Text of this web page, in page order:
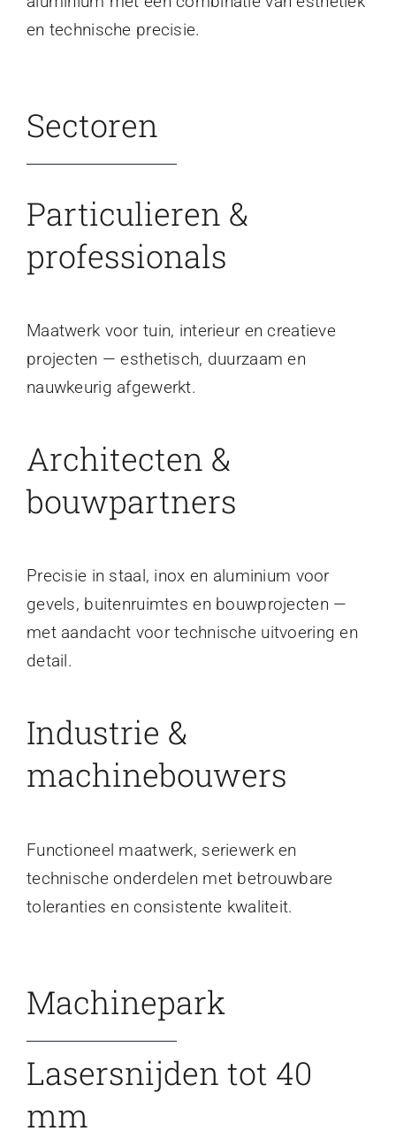
en technische precisie.
Sectoren
Particulieren &
professionals
Maatwerk voor tuin, interieur en creatieve
projecten — esthetisch, duurzaam en
nauwkeurig afgewerkt.
Architecten &
bouwpartners
Precisie in staal, inox en aluminium voor
gevels, buitenruimtes en bouwprojecten —
met aandacht voor technische uitvoering en
detail.
Industrie &
machinebouwers
Functioneel maatwerk, seriewerk en
technische onderdelen met betrouwbare
toleranties en consistente kwaliteit.
Machinepark
Lasersnijden tot 40
mm